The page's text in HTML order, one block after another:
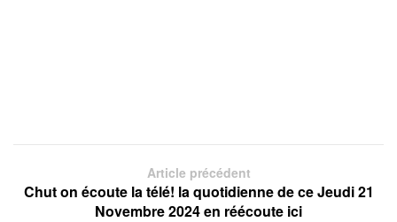
Article précédent
Chut on écoute la télé! la quotidienne de ce Jeudi 21
Novembre 2024 en réécoute ici